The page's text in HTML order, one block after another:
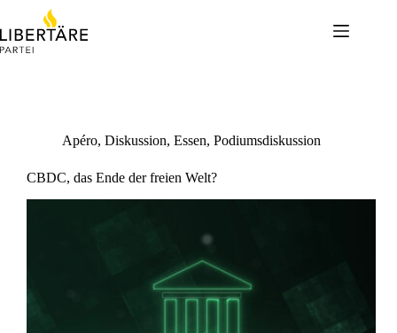
content
Apéro, Diskussion, Essen, Podiumsdiskussion
CBDC, das Ende der freien Welt?